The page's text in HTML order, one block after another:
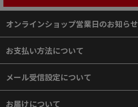
オンラインショップ営業日のお知らせ
お支払い方法について
メール受信設定について
お届けについて